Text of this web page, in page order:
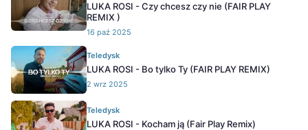
LUKA ROSI - Czy chcesz czy nie (FAIR PLAY
REMIX )
16 paź 2025
Teledysk
LUKA ROSI - Bo tylko Ty (FAIR PLAY REMIX)
2 wrz 2025
Teledysk
LUKA ROSI - Kocham ją (Fair Play Remix)